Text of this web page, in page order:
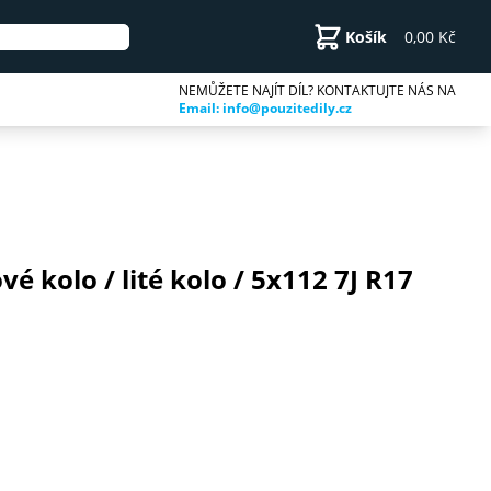
Košík 0,00 Kč
NEMŮŽETE NAJÍT DÍL? KONTAKTUJTE NÁS NA
Email: info@pouzitedily.cz
kolo / lité kolo / 5x112 7J R17